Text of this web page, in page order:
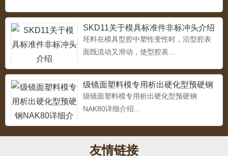
5CrMnMo热作模具钢
...
热作模具钢4Cr3Mo2NiVNbB（HD）
...
SKD11关于模具标准件非标冲头介绍
坯料在模具型腔中塑性变性时，沿型腔表
面既流动又滑动，使型腔表...
级镜面塑料模专用析出硬化型预硬钢
NAK80详细介绍
级镜面塑料模专用析出硬化型预硬钢
NAK80详细介绍...
友情链接